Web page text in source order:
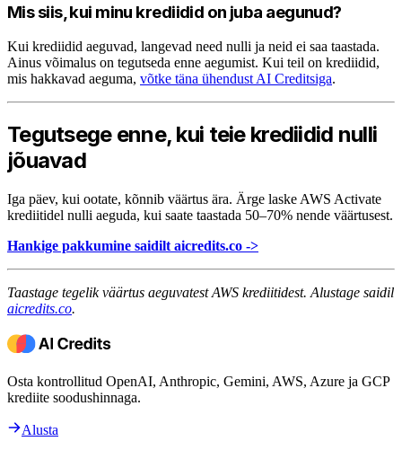
Mis siis, kui minu krediidid on juba aegunud?
Kui krediidid aeguvad, langevad need nulli ja neid ei saa taastada.
Ainus võimalus on tegutseda enne aegumist. Kui teil on krediidid,
mis hakkavad aeguma, võtke täna ühendust AI Creditsiga.
Tegutsege enne, kui teie krediidid nulli
jõuavad
Iga päev, kui ootate, kõnnib väärtus ära. Ärge laske AWS Activate
krediitidel nulli aeguda, kui saate taastada 50–70% nende väärtusest.
Hankige pakkumine saidilt aicredits.co ->
Taastage tegelik väärtus aeguvatest AWS krediitidest. Alustage saidil
aicredits.co.
Osta kontrollitud OpenAI, Anthropic, Gemini, AWS, Azure ja GCP
krediite soodushinnaga.
Alusta